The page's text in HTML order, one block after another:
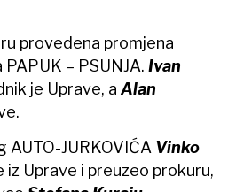
provedena promjena
– PSUNJA. Ivan
je Uprave, a Alan
AUTO-JURKOVIĆA Vinko
iz Uprave i preuzeo prokuru,